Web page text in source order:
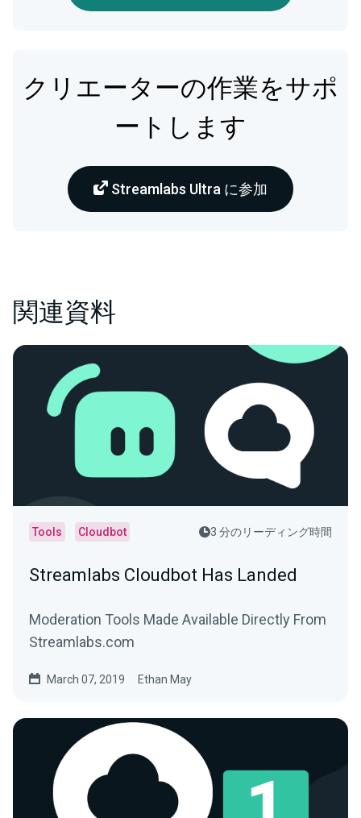
クリエーターの作業をサポ
ートします
Streamlabs Ultra に参加
関連資料
Tools Cloudbot 3 分のリーディング時間
Streamlabs Cloudbot Has Landed
Moderation Tools Made Available Directly From
Streamlabs.com
March 07, 2019 Ethan May